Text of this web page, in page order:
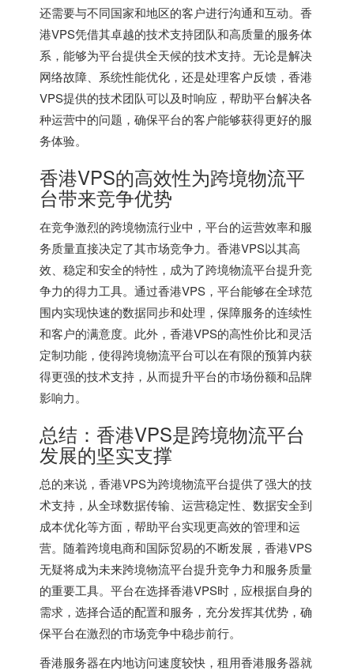
还需要与不同国家和地区的客户进行沟通和互动。香
港VPS凭借其卓越的技术支持团队和高质量的服务体
系，能够为平台提供全天候的技术支持。无论是解决
网络故障、系统性能优化，还是处理客户反馈， 香港
VPS提供的技术团队可以及时响应，帮助平台解决各
种运营中的问题，确保平台的客户能够获得更好的服
务体验。
香港VPS的高效性为跨境物流平
台带来竞争优势
在竞争激烈的跨境物流行业中，平台的运营效率和服
务质量直接决定了其市场竞争力。香港VPS以其高
效、稳定和安全的特性，成为了跨境物流平台提升竞
争力的得力工具。通过香港VPS，平台能够在全球范
围内实现快速的数据同步和处理，保障服务的连续性
和客户的满意度。此外，香港VPS的高性价比和灵活
定制功能，使得跨境物流平台可以在有限的预算内获
得更强的技术支持，从而提升平台的市场份额和品牌
影响力。
总结：香港VPS是跨境物流平台
发展的坚实支撑
总的来说，香港VPS为跨境物流平台提供了强大的技
术支持，从全球数据传输、运营稳定性、数据安全到
成本优化等方面，帮助平台实现更高效的管理和运
营。随着跨境电商和国际贸易的不断发展，香港VPS
无疑将成为未来跨境物流平台提升竞争力和服务质量
的重要工具。平台在选择香港VPS时，应根据自身的
需求，选择合适的配置和服务，充分发挥其优势，确
保平台在激烈的市场竞争中稳步前行。
香港服务器在内地访问速度较快，租用香港服务器就